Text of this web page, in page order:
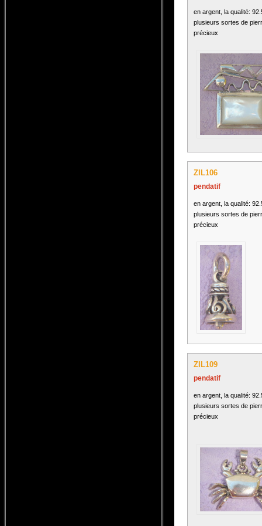
en argent, la qualité:
plusieurs sortes de
précieux
ZIL106
pendatif
en argent, la qualité:
plusieurs sortes de
précieux
ZIL109
pendatif
en argent, la qualité:
plusieurs sortes de
précieux